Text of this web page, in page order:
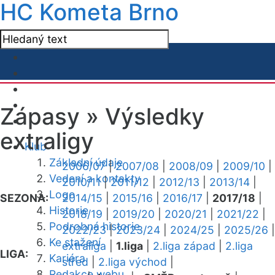
HC Kometa Brno
Klub
Základní údaje
Vedení a kontakty
Logo
Historie
Podrobná historie
Ke stažení
Kariéra
Zápasy » Výsledky
extraligy
SEZONA:
2006/07|2007/08 2008/09 2009/10
2010/11|2011/12 2012/13 2013/14
2014/15
2015/16 2016/17 2017/18
2018/19
2019/20 2020/21 2021/22
2022/23|2023/24 2024/25 2025/26
LIGA:
extraliga 1.liga 2.liga západ
2.liga
střed
2.liga východ